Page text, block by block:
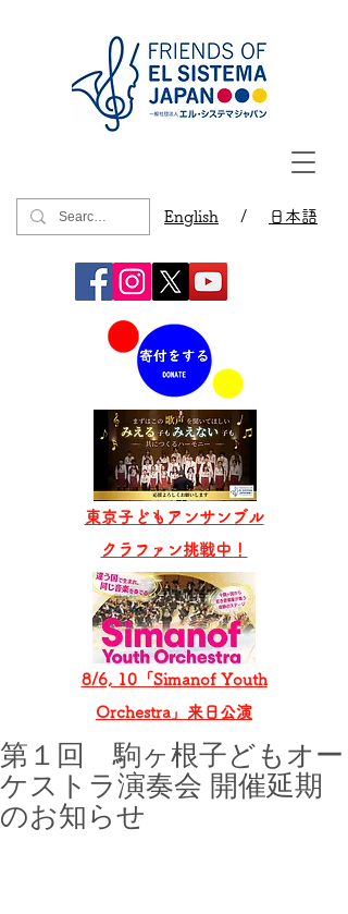
English / 日本語
8/6, 10「Simanof Youth
Orchestra」来日公演
東京子どもアンサンブル
​クラファン挑戦中！
第１回 駒ヶ根子どもオー
ケストラ演奏会 開催延期
のお知らせ